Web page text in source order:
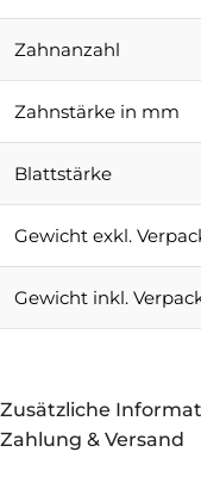
Zahnanzahl
Zahnstärke in mm
Blattstärke
Gewicht exkl.
Gewicht inkl.
Zusätzliche
Zahlung & Versand